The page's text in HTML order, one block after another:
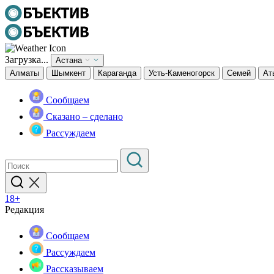
Загрузка...
Астана
Алматы
Шымкент Караганда Усть-Каменогорск Семей
Сообщаем
Сказано – сделано
Рассуждаем
18+
Редакция
Сообщаем
Рассуждаем
Рассказываем